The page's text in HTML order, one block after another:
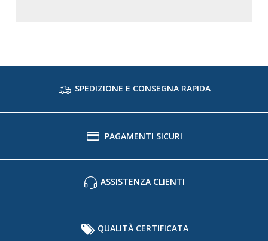
SPEDIZIONE E CONSEGNA RAPIDA
PAGAMENTI SICURI
ASSISTENZA CLIENTI
QUALITÀ CERTIFICATA